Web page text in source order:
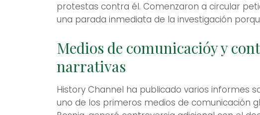
protestas contra él. Comenzaron a circular
una parada inmediata de la investigación
Medios de comunicacióy y
narrativas
History Channel ha publicado varios informes
uno de los primeros medios de comunicación